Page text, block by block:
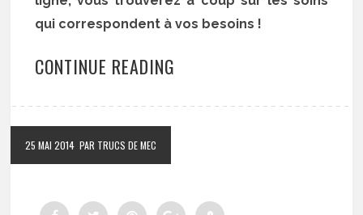
qui correspondent à vos besoins !
CONTINUE READING
25 MAI 2014 PAR TRUCS DE MEC